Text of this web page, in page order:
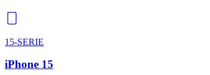
15-SERIE
iPhone 15